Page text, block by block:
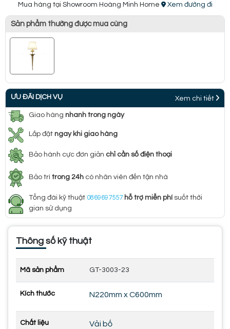
Mua hàng tại Showroom Hoàng Minh Home
Xem đường đi
Sản phẩm thường được mua cùng
ƯU ĐÃI DỊCH VỤ Xem chi tiết
Giao hàng nhanh trong ngày
Lắp đặt ngay khi giao hàng
Bảo hành cực đơn giản chỉ cần số điện thoại
Bảo trì trong 24h có nhân viên đến tận nhà
Tổng đài kỹ thuật 0869697557 hỗ trợ miễn phí suốt thời
gian sử dụng
Thông số kỹ thuật
Mã sản phẩm GT-3003-23
Kích thước N220mm x C600mm
Chất liệu
Vải bố